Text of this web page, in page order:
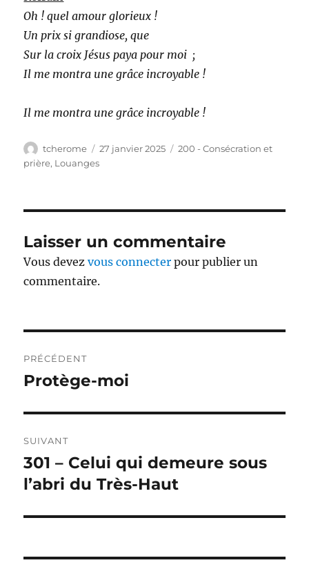
Oh ! quel amour glorieux !
Un prix si grandiose, que
Sur la croix Jésus paya pour moi ;
Il me montra une grâce incroyable !
Il me montra une grâce incroyable !
Auteur
tcherome
Publié
le
27 janvier 2025 Catégories
200 - Consécration et
prière, Louanges
Laisser un commentaire
Vous devezvous connecter pour publier un
commentaire.
de
PRÉCÉDENT
Publication
Protège-moi
SUIVANT
Publication
suivante :
301 – Celui qui demeure sous
l’abri du Très-Haut